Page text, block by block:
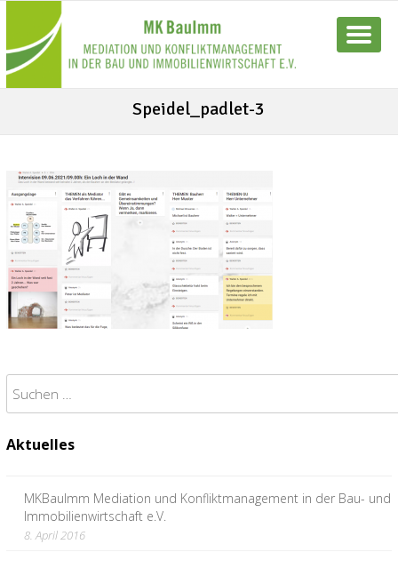
Speidel_padlet-3
nach:
Aktuelles
MKBauImm Mediation und Konfliktmanagement in der Bau- und
Immobilienwirtschaft e.V.
8. April 2016